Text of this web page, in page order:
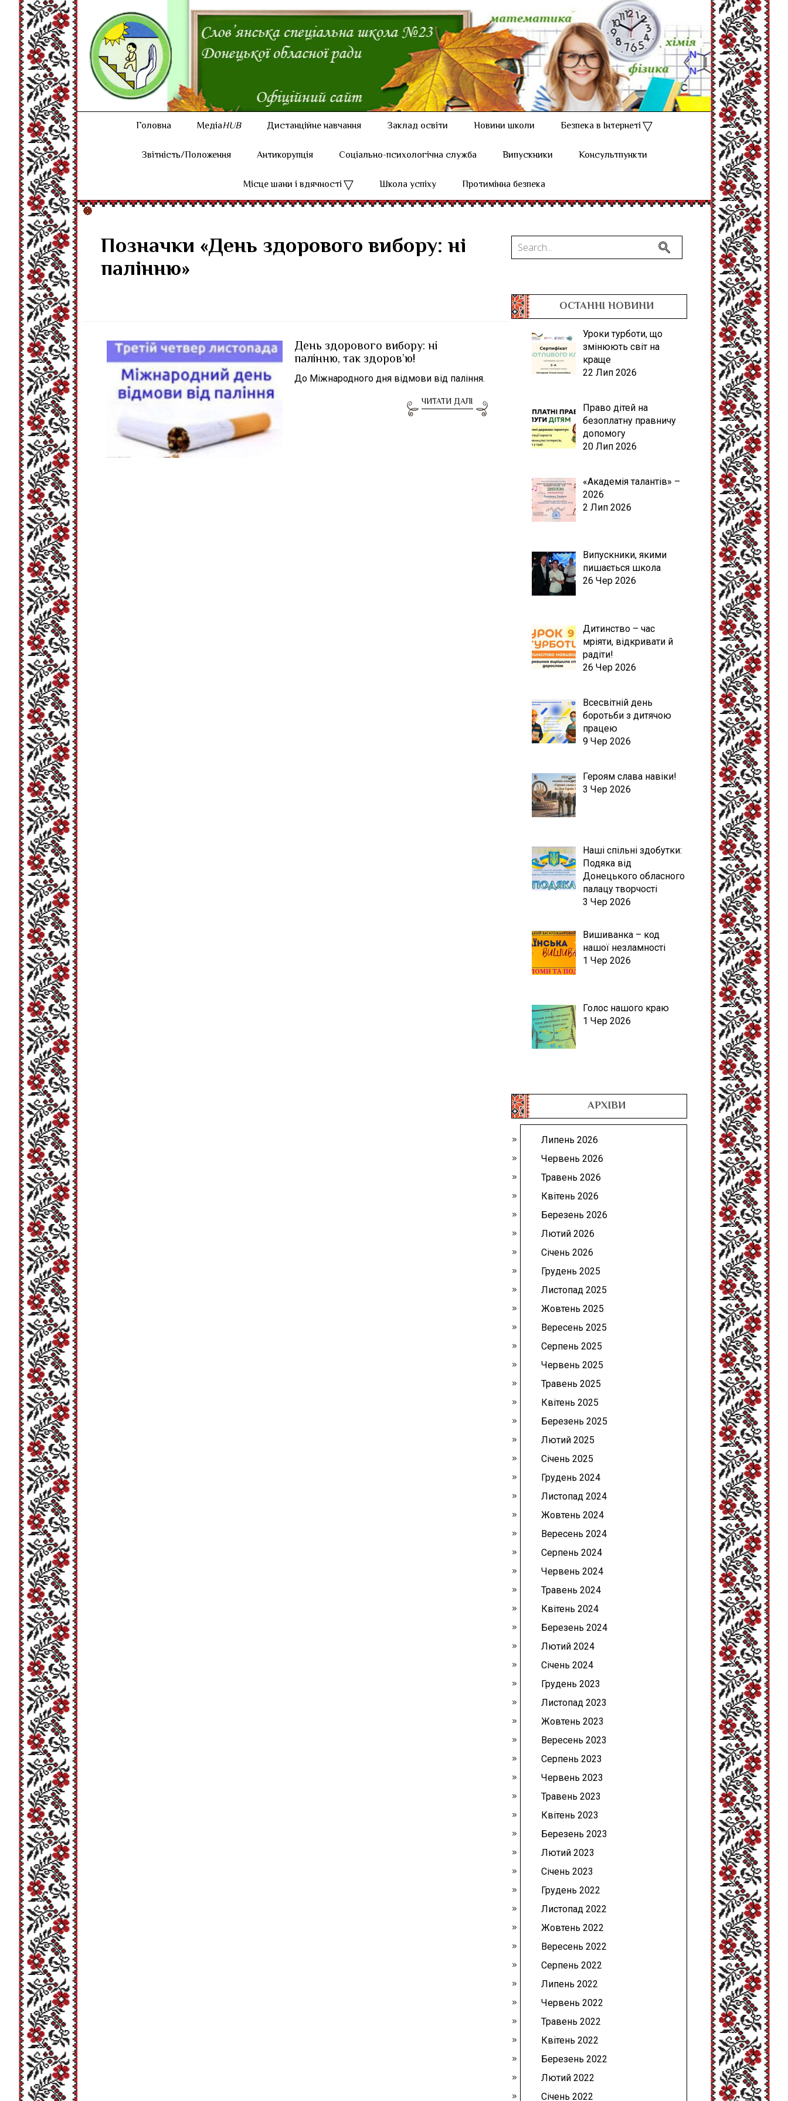
Головна МедіаHUB Дистанційне навчання Заклад освіти Новини школи
Безпека в Інтернеті
Звітність/Положення
Антикорупція Соціально-психологічна служба Випускники
Консультпункти
Місце шани і вдячності
Школа успіху Протимінна безпека
Позначки «День здорового вибору: ні
палінню»
День здорового вибору: ні
палінню, так здоров’ю!
До Міжнародного дня відмови від паління.
ЧИТАТИ ДАЛІ
ОСТАННІ НОВИНИ
Уроки турботи, що
змінюють світ на
краще
22 Лип 2026
Право дітей на
безоплатну правничу
допомогу
20 Лип 2026
«Академія талантів» –
2026
2 Лип 2026
Випускники, якими
пишається школа
26 Чер 2026
Дитинство – час
мріяти, відкривати й
радіти!
26 Чер 2026
Всесвітній день
боротьби з дитячою
працею
9 Чер 2026
Героям слава навіки!
3 Чер 2026
Наші спільні здобутки:
Подяка від
Донецького обласного
палацу творчості
3 Чер 2026
Вишиванка – код
нашої незламності
1 Чер 2026
Голос нашого краю
1 Чер 2026
АРХІВИ
Липень 2026
Червень 2026
Травень 2026
Квітень 2026
Березень 2026
Лютий 2026
Січень 2026
Грудень 2025
Листопад 2025
Жовтень 2025
Вересень 2025
Серпень 2025
Червень 2025
Травень 2025
Квітень 2025
Березень 2025
Лютий 2025
Січень 2025
Грудень 2024
Листопад 2024
Жовтень 2024
Вересень 2024
Серпень 2024
Червень 2024
Травень 2024
Квітень 2024
Березень 2024
Лютий 2024
Січень 2024
Грудень 2023
Листопад 2023
Жовтень 2023
Вересень 2023
Серпень 2023
Червень 2023
Травень 2023
Квітень 2023
Березень 2023
Лютий 2023
Січень 2023
Грудень 2022
Листопад 2022
Жовтень 2022
Вересень 2022
Серпень 2022
Липень 2022
Червень 2022
Травень 2022
Квітень 2022
Березень 2022
Лютий 2022
Січень 2022